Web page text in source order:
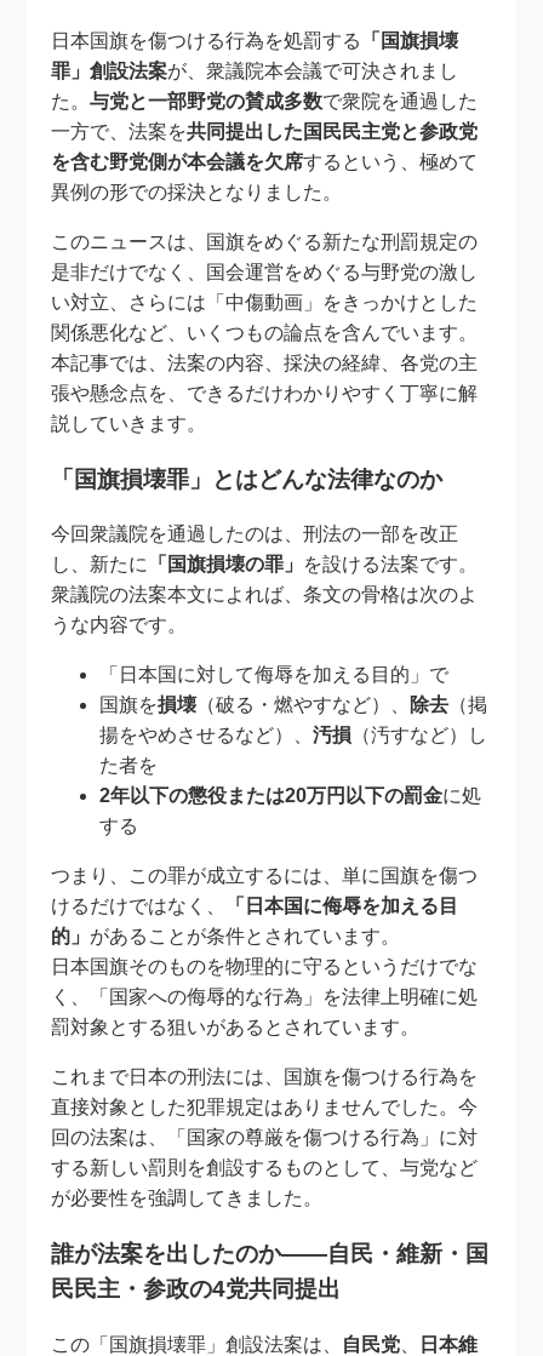
日本国旗を傷つける行為を処罰する
「国旗損壊
罪」創設法案が、衆議院本会議で可決されまし
た。与党と一部野党の賛成多数で衆院を通過した
一方で、法案を共同提出した国民民主党と参政党
を含む野党側が本会議を欠席するという、極めて
異例の形での採決となりました。
このニュースは、国旗をめぐる新たな刑罰規定の
是非だけでなく、国会運営をめぐる与野党の激し
い対立、さらには「中傷動画」をきっかけとした
関係悪化など、いくつもの論点を含んでいます。
本記事では、法案の内容、採決の経緯、各党の主
張や懸念点を、できるだけわかりやすく丁寧に解
説していきます。
「国旗損壊罪」とはどんな法律なのか
今回衆議院を通過したのは、刑法の一部を改正
し、新たに 「国旗損壊の罪」 を設ける法案です。
衆議院の法案本文によれば、条文の骨格は次のよ
うな内容です。
「日本国に対して侮辱を加える目的」で
国旗を損壊（破る・燃やすなど）、 除去 （掲
揚をやめさせるなど）、汚損 （汚すなど）し
た者を
2年以下の懲役または20万円以下の罰金に処
する
つまり、この罪が成立するには、単に国旗を傷つ
けるだけではなく、
「日本国に侮辱を加える目
的」 があることが条件とされています。
日本国旗そのものを物理的に守るというだけでな
く、「国家への侮辱的な行為」を法律上明確に処
罰対象とする狙いがあるとされています。
これまで日本の刑法には、国旗を傷つける行為を
直接対象とした犯罪規定はありませんでした。今
回の法案は、「国家の尊厳を傷つける行為」に対
する新しい罰則を創設するものとして、与党など
が必要性を強調してきました。
誰が法案を出したのか――自民・維新・国
民民主・参政の4党共同提出
この「国旗損壊罪」創設法案は、 自民党
日本維